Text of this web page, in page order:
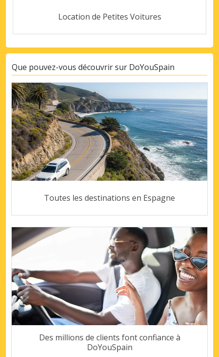
Location de Petites Voitures
Que pouvez-vous découvrir sur DoYouSpain
Toutes les destinations en Espagne
Des millions de clients font confiance à
DoYouSpain